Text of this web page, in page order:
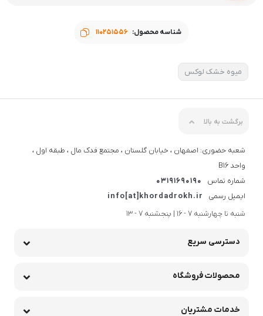
شناسه محصول: 110251556
میوه خشک لوکس
برگشت به بالا
شعبه حضوری: اصفهان ، خیابان گلستان ، مجتمع فدک مال ، طبقه اول ،
واحد B16
شماره تماس
03191690190
ایمیل رسمی
info[at]khordadrokh.ir
شنبه تا چهارشنبه 7 - 16 | پنجشنبه 7 - 13
دسترسی سریع
محصولات فروشگاه
خدمات مشتریان